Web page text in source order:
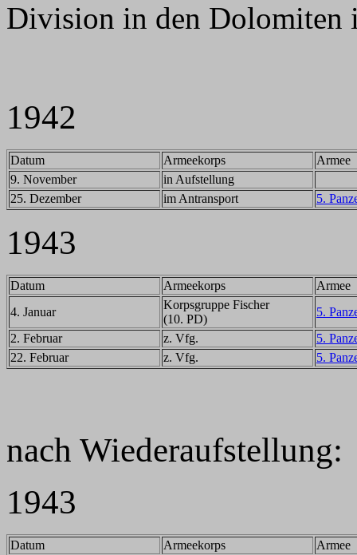
Division in den Dolomiten
1942
Datum Armeekorps
Armee
9. November
in Aufstellung
25. Dezember
im Antransport 5.
1943
Datum Armeekorps
Armee
4. Januar
Korpsgruppe Fischer
(10. PD)
5.
2. Februar
z. Vfg.
5.
22. Februar
z. Vfg. 5.
nach Wiederaufstellung:
1943
Datum Armeekorps
Armee